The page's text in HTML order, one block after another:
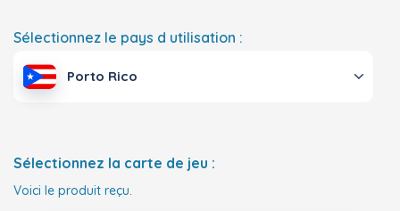
Sélectionnez le pays d utilisation :
Porto Rico
Sélectionnez la carte de jeu :
Voici le produit reçu.